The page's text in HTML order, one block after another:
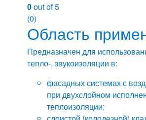
0out of 5
(0)
Область
Предназначен для
тепло-, звукоизоляции в:
фасадных системах с
при двухслойном
теплоизоляции;